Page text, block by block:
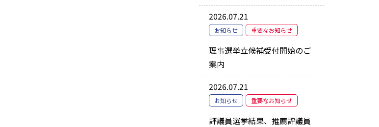
2026.07.21
お知らせ 重要なお知らせ
理事選挙立候補受付開始のご
案内
2026.07.21
お知らせ 重要なお知らせ
評議員選挙結果、推薦評議員